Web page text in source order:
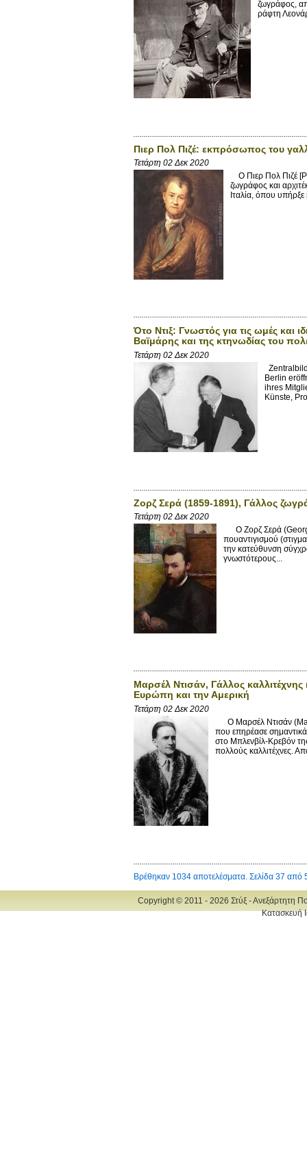
ζωγράφος,
ράφτη
Πιερ Πολ Πιζέ: εκπρόσωπος του
Τετάρτη 02 Δεκ 2020
Ο Πιερ Πολ Πιζέ
ζωγράφος και
Ιταλία, όπου
Ότο Ντιξ: Γνωστός για τις ωμές και
Βαϊμάρης και της κτηνωδίας του
Τετάρτη 02 Δεκ 2020
Berlin
ihres
Künste,
Ζορζ Σερά (1859-1891), Γάλλος
Τετάρτη 02 Δεκ 2020
Ο Ζορζ Σερά
πουαντιγισμού
την κατεύθυνση
γνωστότερους...
Μαρσέλ Ντισάν, Γάλλος
Ευρώπη και την Αμερική
Τετάρτη 02 Δεκ 2020
O Μαρσέλ Ντισάν
που επηρέασε
στο Μπλενβίλ-Κρεβόν
πολλούς καλλιτέχνες.
Βρέθηκαν 1034 αποτελέσματα. Σελίδα 37 από
Copyright © 2011 - 2026 Στύξ - Ανεξάρτητη
Κατασκευή